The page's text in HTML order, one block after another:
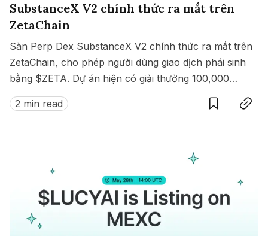
SubstanceX V2 chính thức ra mắt trên
ZetaChain
Sàn Perp Dex SubstanceX V2 chính thức ra mắt trên
ZetaChain, cho phép người dùng giao dịch phái sinh
bằng $ZETA. Dự án hiện có giải thưởng 100,000
$ZETA diễn ra từ 8 đến 15/07/2025.
2 min read
SaveCopy link